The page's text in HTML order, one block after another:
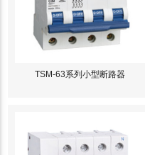
TSM-63系列小型断路器